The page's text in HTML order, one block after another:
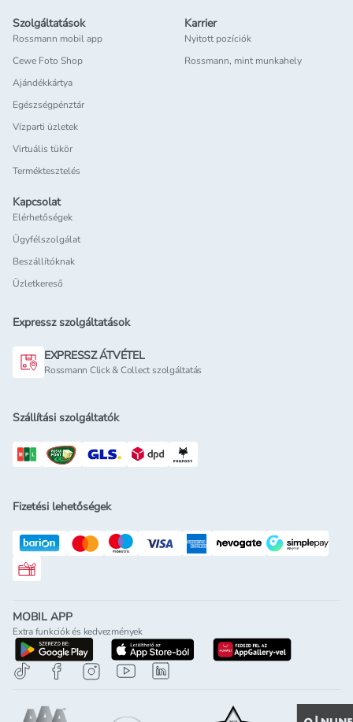
Szolgáltatások
Rossmann mobil app
Cewe Foto Shop
Ajándékkártya
Egészségpénztár
Vízparti üzletek
Virtuális tükör
Terméktesztelés
Karrier
Nyitott pozíciók
Rossmann, mint munkahely
Kapcsolat
Elérhetőségek
Ügyfélszolgálat
Beszállítóknak
Üzletkereső
Expressz szolgáltatások
EXPRESSZ ÁTVÉTEL
Rossmann Click & Collect szolgáltatás
Szállítási szolgáltatók
Fizetési lehetőségek
Rossmann ajándékkártya
MOBIL APP
Extra funkciók és kedvezmények
letöltés a google-play-rölletöltés az app-store-ból
letöltés